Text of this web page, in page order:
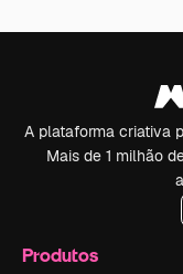
A plataforma criativa
Mais de 1 milhão
Produtos